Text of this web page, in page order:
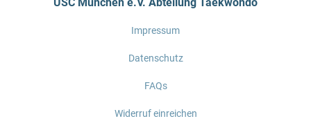
Impressum
Datenschutz
FAQs
Widerruf einreichen